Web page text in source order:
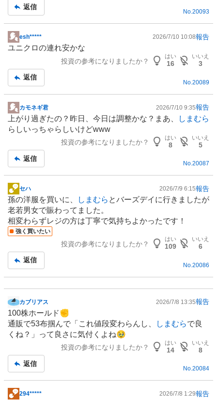
事
返信
No.20093
掲
示
事
esh***** 2026/7/10 10:08報告
ユニクロの連れ安かな
投資の参考になりましたか？
はい
16
いいえ
3
返信
No. 20089
掲
示
板
カモネギ君 2026/7/10 9:35報告
上がり過ぎたの？昨日、今日は調整かな？まあ、
しまむら
らしいっちゃらしいけどwww
投資の参考になりましたか？
はい
8
いいえ
5
返信
No.20087
掲
示
板
記
事
セハ 2026/7/9 6:15報告
孫の洋服を買いに、 しまむら とバーズデイに行きましたが
老若男女で賑わってました。
相変わらずレジの方は丁寧で気持ちよかったです！
強く買いたい
投資の参考になりましたか？
はい
109
いいえ
6
返信
No. 20086
掲
示
板
記
カブリアス 2026/7/8 13:35報告
100株ホールド✊
通販で53布掴んで「これ値段変わらんし、
しまむらで良
くね？」って良さに気付くよね🥹
投資の参考になりましたか？
はい
14
いいえ
8
返信
No.20084
掲
294***** 2026/7/8 1:29報告